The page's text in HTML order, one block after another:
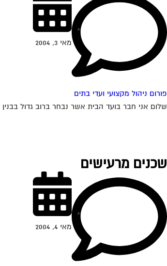
פורום ניהול מקצועי ועדי בתים
מאי 3, 2004
שלום אני חבר בועד הבית אשר נבחר ברוב גדול בבנין בן 12 דיירים. לאחרונה עברה החלטה ברוב גדול להחליף את דלת הכניסה הישנה והפגומה
שכנים מרעישים
מאי 4, 2004